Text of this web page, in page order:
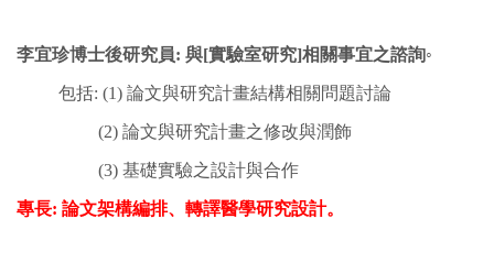
李宜珍博士後研究員: 與[實驗室研究]相關事宜之諮詢◦
包括: (1) 論文與研究計畫結構相關問題討論
(2) 論文與研究計畫之修改與潤飾
(3) 基礎實驗之設計與合作
專長: 論文架構編排、轉譯醫學研究設計。